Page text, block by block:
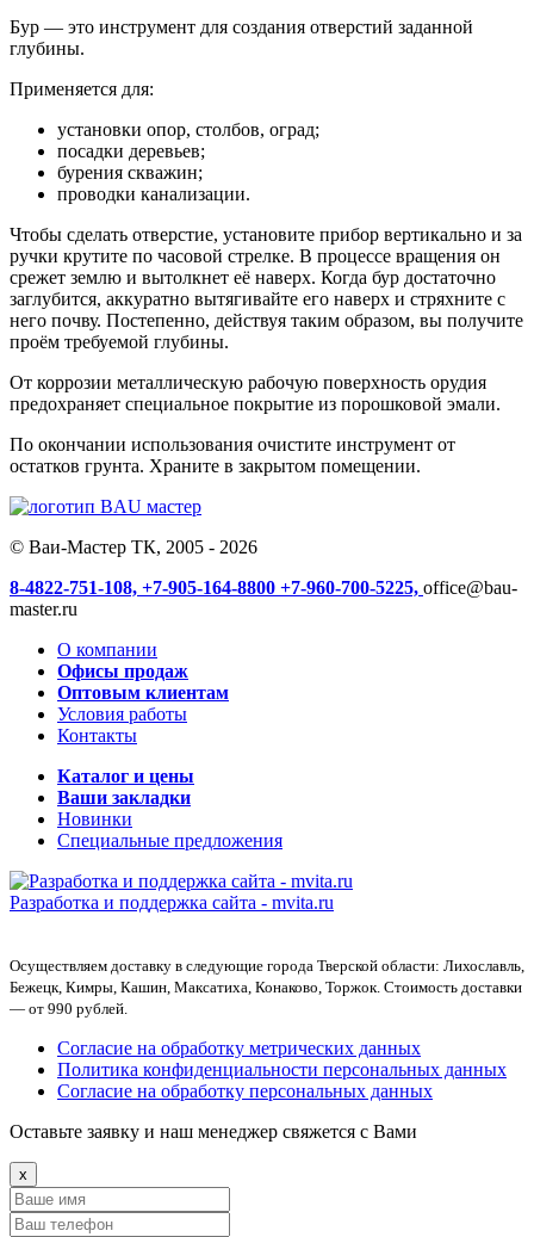
Бур — это инструмент для создания отверстий заданной
глубины.
Применяется для:
установки опор, столбов, оград;
посадки деревьев;
бурения скважин;
проводки канализации.
Чтобы сделать отверстие, установите прибор вертикально и за
ручки крутите по часовой стрелке. В процессе вращения он
срежет землю и вытолкнет её наверх. Когда бур достаточно
заглубится, аккуратно вытягивайте его наверх и стряхните с
него почву. Постепенно, действуя таким образом, вы получите
проём требуемой глубины.
От коррозии металлическую рабочую поверхность орудия
предохраняет специальное покрытие из порошковой эмали.
По окончании использования очистите инструмент от
остатков грунта. Храните в закрытом помещении.
© Ваи-Мастер ТК, 2005 - 2026
8-4822-751-108, +7-905-164-8800 +7-960-700-5225, office@bau-
master.ru
О компании
Офисы продаж
Оптовым клиентам
Условия работы
Контакты
Каталог и цены
Ваши закладки
Новинки
Специальные предложения
Разработка и поддержка сайта - mvita.ru
Осуществляем доставку в следующие города Тверской области: Лихославль,
Бежецк, Кимры, Кашин, Максатиха, Конаково, Торжок. Стоимость доставки
— от 990 рублей.
Согласие на обработку метрических данных
Политика конфиденциальности персональных данных
Согласие на обработку персональных данных
Оставьте заявку и наш менеджер свяжется с Вами
x